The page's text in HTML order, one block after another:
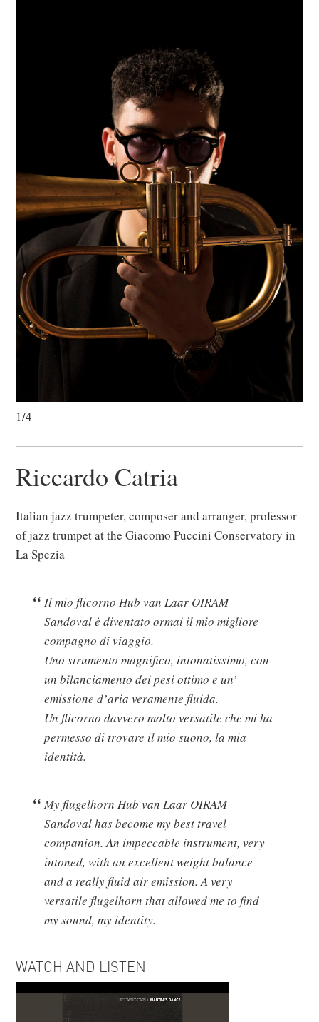
1/4
Riccardo Catria
Italian jazz trumpeter, composer and arranger, professor
of jazz trumpet at the Giacomo Puccini Conservatory in
La Spezia
Il mio flicorno Hub van Laar OIRAM
Sandoval è diventato ormai il mio migliore
compagno di viaggio.
Uno strumento magnifico, intonatissimo, con
un bilanciamento dei pesi ottimo e un’
emissione d’aria veramente fluida.
Un flicorno davvero molto versatile che mi ha
permesso di trovare il mio suono, la mia
identità.
My flugelhorn Hub van Laar OIRAM
Sandoval has become my best travel
companion. An impeccable instrument, very
intoned, with an excellent weight balance
and a really fluid air emission. A very
versatile flugelhorn that allowed me to find
my sound, my identity.
WATCH AND LISTEN